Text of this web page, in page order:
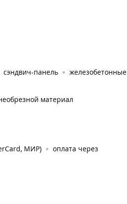
сэндвич-панель
железобетонные
материал
МИР)
оплата через